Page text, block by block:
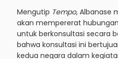
Mengutip Tempo, Albanase
akan mempererat
untuk berkonsultasi secara
bahwa konsultasi ini
kedua negara dalam